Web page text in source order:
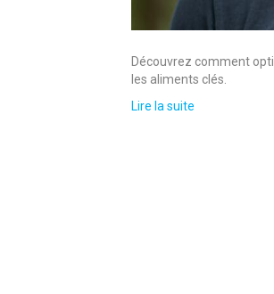
Découvrez comment
les aliments clés.
Lire la suite